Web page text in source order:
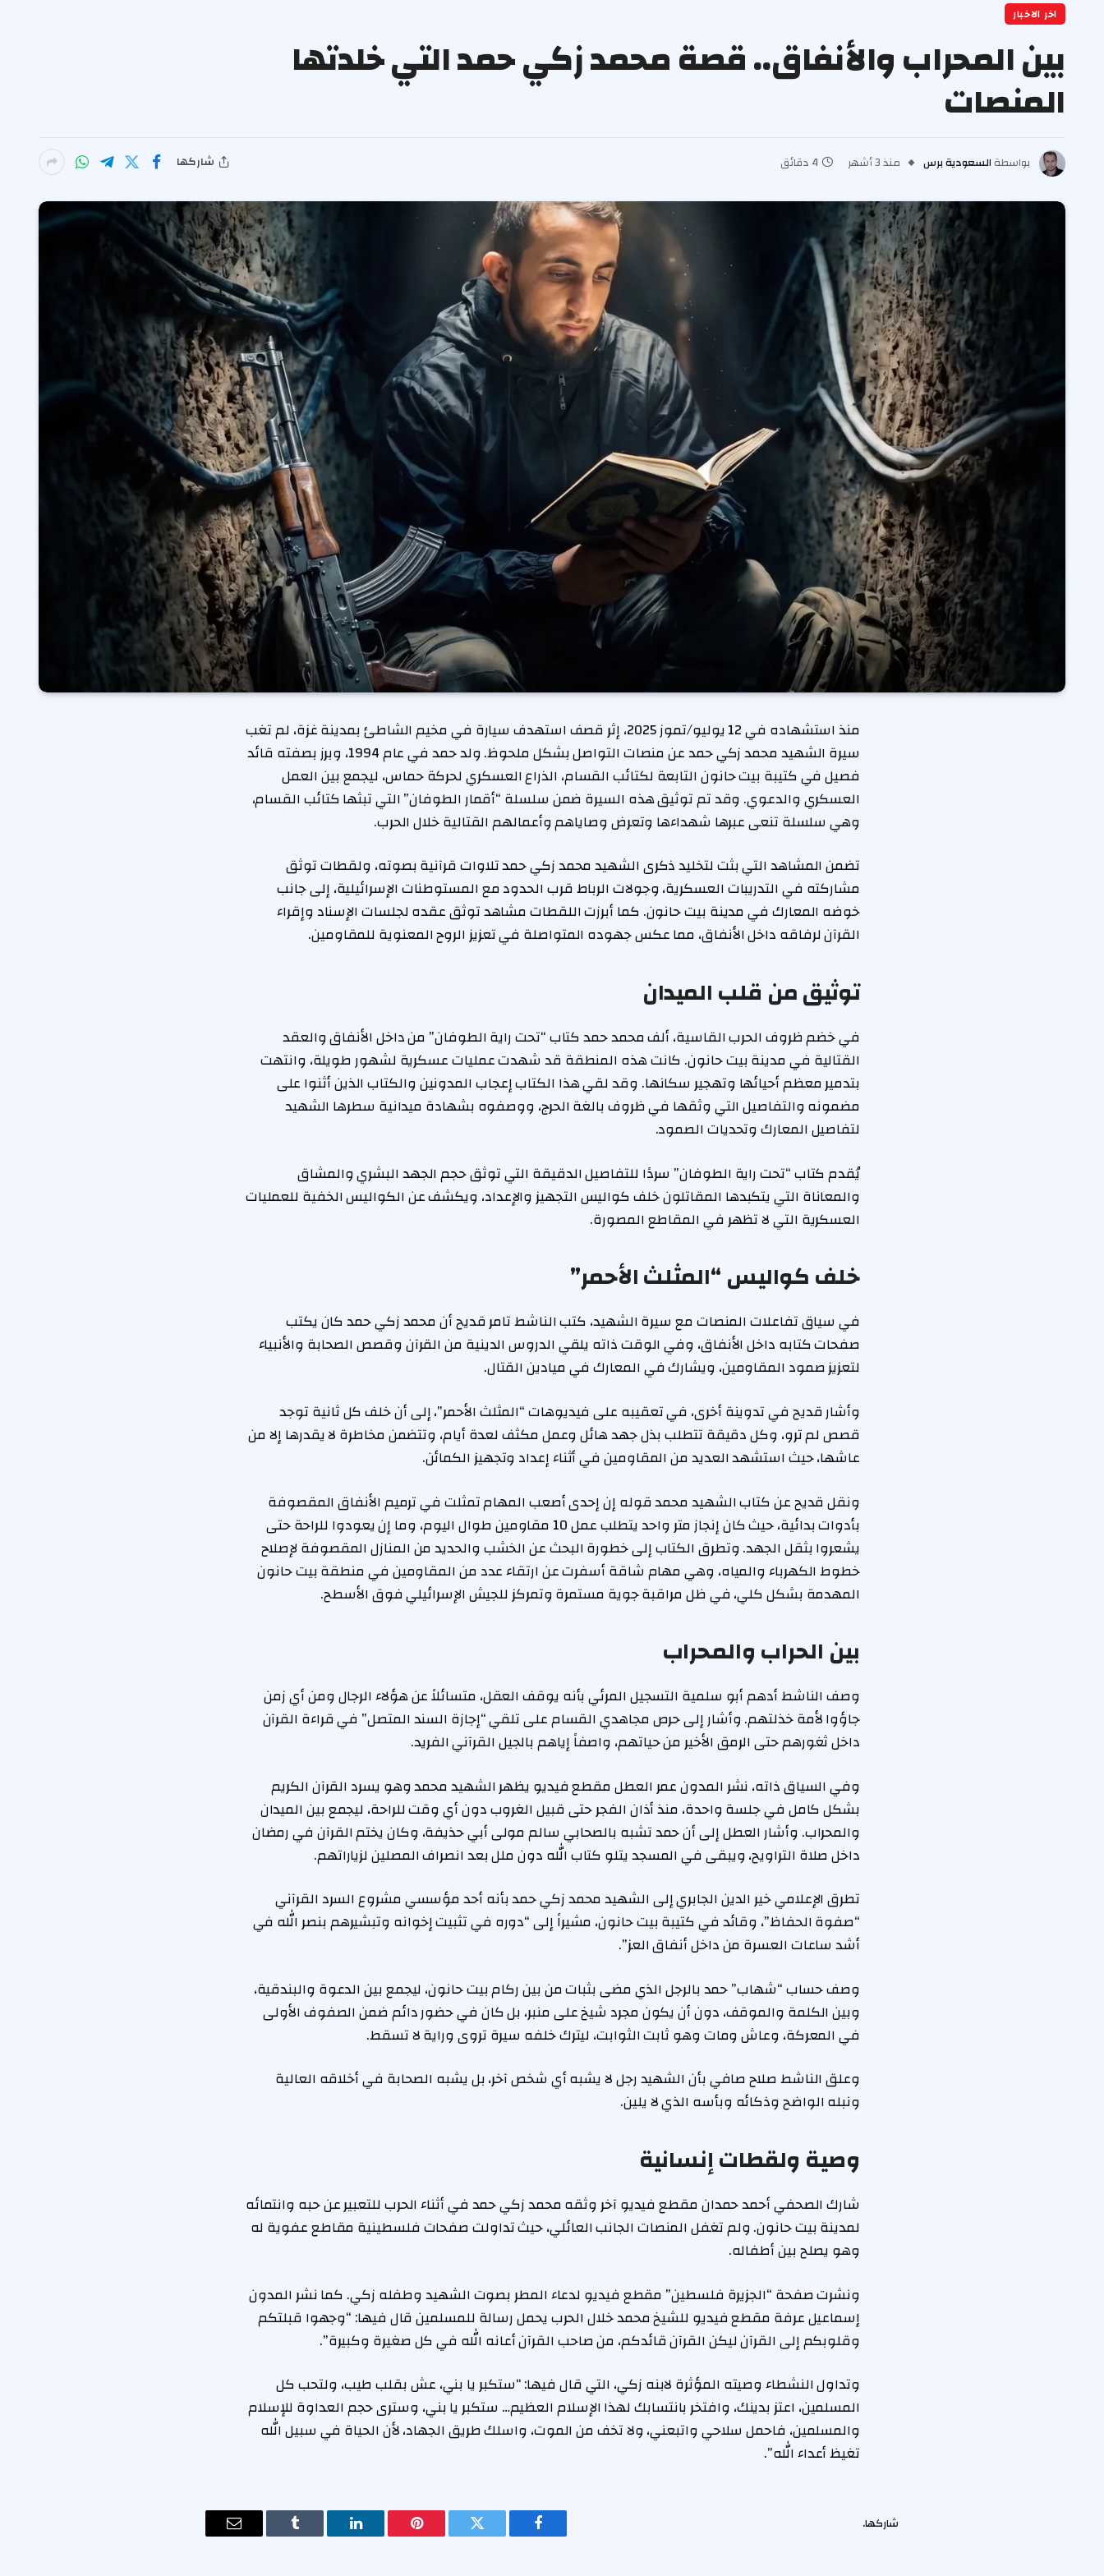
اخر الاخبار
بين المحراب والأنفاق.. قصة محمد زكي حمد التي خلدتها
المنصات
بواسطة السعودية برس منذ 3 أشهر 4 دقائق شاركها
منذ استشهاده في 12 يوليو/تموز 2025، إثر قصف استهدف سيارة في مخيم الشاطئ بمدينة غزة، لم تغب
سيرة الشهيد محمد زكي حمد عن منصات التواصل بشكل ملحوظ. ولد حمد في عام 1994، وبرز بصفته قائد
فصيل في كتيبة بيت حانون التابعة لكتائب القسام، الذراع العسكري لحركة حماس، ليجمع بين العمل
العسكري والدعوي. وقد تم توثيق هذه السيرة ضمن سلسلة “أقمار الطوفان” التي تبثها كتائب القسام،
وهي سلسلة تنعى عبرها شهداءها وتعرض وصاياهم وأعمالهم القتالية خلال الحرب.
تضمن المشاهد التي بثت لتخليد ذكرى الشهيد محمد زكي حمد تلاوات قرآنية بصوته، ولقطات توثق
مشاركته في التدريبات العسكرية، وجولات الرباط قرب الحدود مع المستوطنات الإسرائيلية، إلى جانب
خوضه المعارك في مدينة بيت حانون. كما أبرزت اللقطات مشاهد توثق عقده لجلسات الإسناد وإقراء
القرآن لرفاقه داخل الأنفاق، مما عكس جهوده المتواصلة في تعزيز الروح المعنوية للمقاومين.
توثيق من قلب الميدان
في خضم ظروف الحرب القاسية، ألف محمد حمد كتاب “تحت راية الطوفان” من داخل الأنفاق والعقد
القتالية في مدينة بيت حانون. كانت هذه المنطقة قد شهدت عمليات عسكرية لشهور طويلة، وانتهت
بتدمير معظم أحيائها وتهجير سكانها. وقد لقي هذا الكتاب إعجاب المدونين والكتاب الذين أثنوا على
مضمونه والتفاصيل التي وثقها في ظروف بالغة الحرج، ووصفوه بشهادة ميدانية سطرها الشهيد
لتفاصيل المعارك وتحديات الصمود.
يُقدم كتاب “تحت راية الطوفان” سردًا للتفاصيل الدقيقة التي توثق حجم الجهد البشري والمشاق
والمعاناة التي يتكبدها المقاتلون خلف كواليس التجهيز والإعداد، ويكشف عن الكواليس الخفية للعمليات
العسكرية التي لا تظهر في المقاطع المصورة.
خلف كواليس “المثلث الأحمر”
في سياق تفاعلات المنصات مع سيرة الشهيد، كتب الناشط تامر قديح أن محمد زكي حمد كان يكتب
صفحات كتابه داخل الأنفاق، وفي الوقت ذاته يلقي الدروس الدينية من القرآن وقصص الصحابة والأنبياء
لتعزيز صمود المقاومين، ويشارك في المعارك في ميادين القتال.
وأشار قديح في تدوينة أخرى، في تعقيبه على فيديوهات “المثلث الأحمر”، إلى أن خلف كل ثانية توجد
قصص لم ترو، وكل دقيقة تتطلب بذل جهد هائل وعمل مكثف لعدة أيام، وتتضمن مخاطرة لا يقدرها إلا من
عاشها، حيث استشهد العديد من المقاومين في أثناء إعداد وتجهيز الكمائن.
ونقل قديح عن كتاب الشهيد محمد قوله إن إحدى أصعب المهام تمثلت في ترميم الأنفاق المقصوفة
بأدوات بدائية، حيث كان إنجاز متر واحد يتطلب عمل 10 مقاومين طوال اليوم، وما إن يعودوا للراحة حتى
يشعروا بثقل الجهد. وتطرق الكتاب إلى خطورة البحث عن الخشب والحديد من المنازل المقصوفة لإصلاح
خطوط الكهرباء والمياه، وهي مهام شاقة أسفرت عن ارتقاء عدد من المقاومين في منطقة بيت حانون
المهدمة بشكل كلي، في ظل مراقبة جوية مستمرة وتمركز للجيش الإسرائيلي فوق الأسطح.
بين الحراب والمحراب
وصف الناشط أدهم أبو سلمية التسجيل المرئي بأنه يوقف العقل، متسائلاً عن هؤلاء الرجال ومن أي زمن
جاؤوا لأمة خذلتهم. وأشار إلى حرص مجاهدي القسام على تلقي “إجازة السند المتصل” في قراءة القرآن
داخل ثغورهم حتى الرمق الأخير من حياتهم، واصفاً إياهم بالجيل القرآني الفريد.
وفي السياق ذاته، نشر المدون عمر العطل مقطع فيديو يظهر الشهيد محمد وهو يسرد القرآن الكريم
بشكل كامل في جلسة واحدة، منذ أذان الفجر حتى قبيل الغروب دون أي وقت للراحة، ليجمع بين الميدان
والمحراب. وأشار العطل إلى أن حمد تشبه بالصحابي سالم مولى أبي حذيفة، وكان يختم القرآن في رمضان
داخل صلاة التراويح، ويبقى في المسجد يتلو كتاب الله دون ملل بعد انصراف المصلين لزياراتهم.
تطرق الإعلامي خير الدين الجابري إلى الشهيد محمد زكي حمد بأنه أحد مؤسسي مشروع السرد القرآني
“صفوة الحفاظ”، وقائد في كتيبة بيت حانون، مشيراً إلى “دوره في تثبيت إخوانه وتبشيرهم بنصر الله في
أشد ساعات العسرة من داخل أنفاق العز”.
وصف حساب “شهاب” حمد بالرجل الذي مضى بثبات من بين ركام بيت حانون، ليجمع بين الدعوة والبندقية،
وبين الكلمة والموقف، دون أن يكون مجرد شيخ على منبر، بل كان في حضور دائم ضمن الصفوف الأولى
في المعركة، وعاش ومات وهو ثابت الثوابت، ليترك خلفه سيرة تروى وراية لا تسقط.
وعلق الناشط صلاح صافي بأن الشهيد رجل لا يشبه أي شخص آخر، بل يشبه الصحابة في أخلاقه العالية
ونبله الواضح وذكائه وبأسه الذي لا يلين.
وصية ولقطات إنسانية
شارك الصحفي أحمد حمدان مقطع فيديو آخر وثقه محمد زكي حمد في أثناء الحرب للتعبير عن حبه وانتمائه
لمدينة بيت حانون. ولم تغفل المنصات الجانب العائلي، حيث تداولت صفحات فلسطينية مقاطع عفوية له
وهو يصلح بين أطفاله.
ونشرت صفحة “الجزيرة فلسطين” مقطع فيديو لدعاء المطر بصوت الشهيد وطفله زكي. كما نشر المدون
إسماعيل عرفة مقطع فيديو للشيخ محمد خلال الحرب يحمل رسالة للمسلمين قال فيها: “وجهوا قبلتكم
وقلوبكم إلى القرآن ليكن القرآن قائدكم، من صاحب القرآن أعانه الله في كل صغيرة وكبيرة”.
وتداول النشطاء وصيته المؤثرة لابنه زكي، التي قال فيها: “ستكبر يا بني، عش بقلب طيب، ولتحب كل
المسلمين، اعتز بدينك، وافتخر بانتسابك لهذا الإسلام العظيم… ستكبر يا بني، وسترى حجم العداوة للإسلام
والمسلمين، فاحمل سلاحي واتبعني، ولا تخف من الموت، واسلك طريق الجهاد، لأن الحياة في سبيل الله
تغيظ أعداء الله”.
شاركها.
فيسبوك تويتر بينتيريستلينكدإن Tumblr
البريد